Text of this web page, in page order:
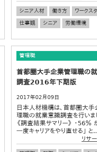
シニア人材 働き方
ワークス
仕事観
シニア 労働環境
管理職
首都圏大手企業管理職の
調査2016年下期版
2017年02月09日
日本人材機構は、首都圏大手
理職の就業意識調査を行いま
《調査結果サマリー》 ・56％
⼀度キャリアをやり直せる」 と
リサ